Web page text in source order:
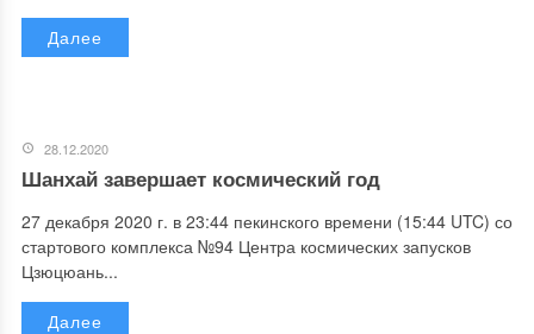
Далее
28.12.2020
Шанхай завершает космический год
27 декабря 2020 г. в 23:44 пекинского времени (15:44 UTC) со
стартового комплекса №94 Центра космических запусков
Цзюцюань...
Далее